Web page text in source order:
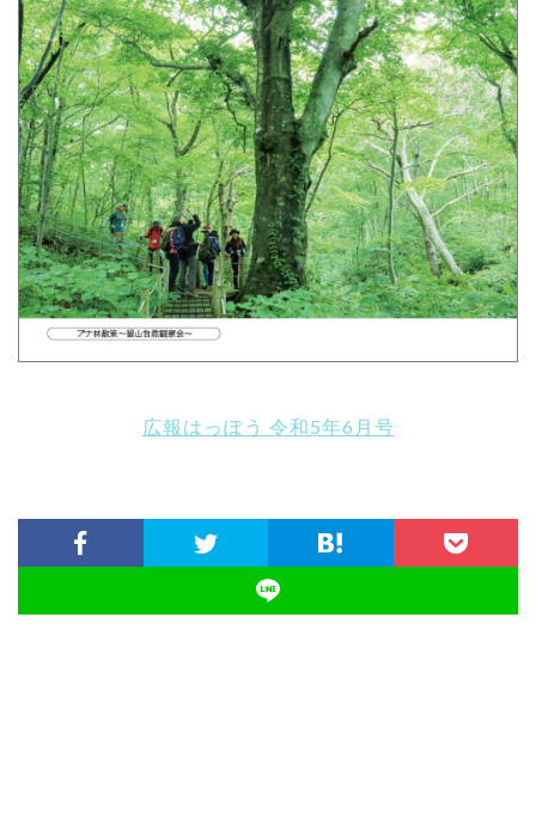
広報はっぽう 令和5年6月号